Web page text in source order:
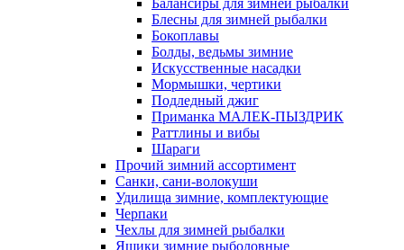
Балансиры для зимней рыбалки
Блесны для зимней рыбалки
Бокоплавы
Болды, ведьмы зимние
Искусственные насадки
Мормышки, чертики
Подледный джиг
Приманка МАЛЕК-ПЫЗДРИК
Раттлины и вибы
Шараги
Прочий зимний ассортимент
Санки, сани-волокуши
Удилища зимние, комплектующие
Черпаки
Чехлы для зимней рыбалки
Ящики зимние рыболовные